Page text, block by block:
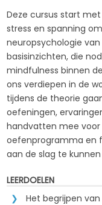
Deze cursus start
stress en spanning
neuropsychologie
basisinzichten, die
mindfulness binnen
ons verdiepen in de
tijdens de theorie
oefeningen,
handvatten mee voor
oefenprogramma en
aan de slag te
LEERDOELEN
Het begrijpen